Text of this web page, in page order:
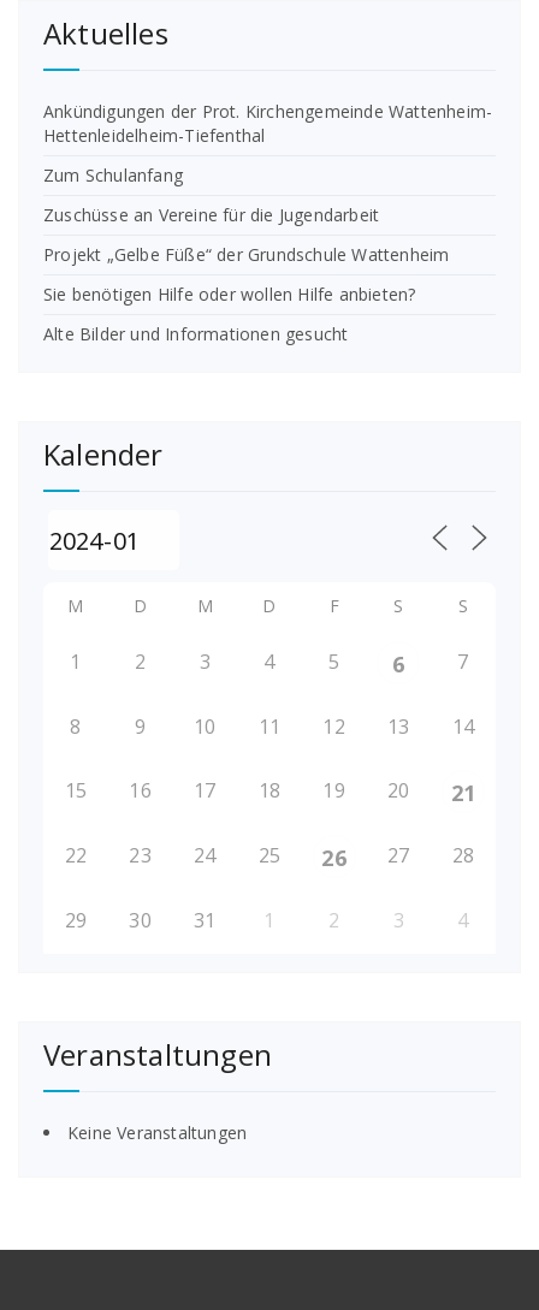
Aktuelles
Ankündigungen der Prot. Kirchengemeinde Wattenheim-
Hettenleidelheim-Tiefenthal
Zum Schulanfang
Zuschüsse an Vereine für die Jugendarbeit
Projekt „Gelbe Füße“ der Grundschule Wattenheim
Sie benötigen Hilfe oder wollen Hilfe anbieten?
Alte Bilder und Informationen gesucht
Kalender
M D M D F S S
1 2 3 4 5 6 7
8 9 10 11 12 13 14
15 16 17 18 19 20 21
22 23 24 25 26 27 28
29 30 31 1 2 3 4
Veranstaltungen
Keine Veranstaltungen